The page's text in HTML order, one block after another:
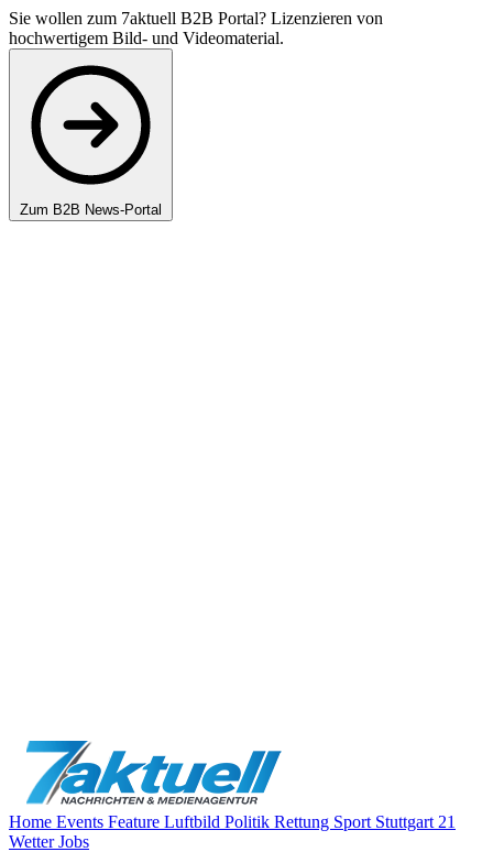
Sie wollen zum 7aktuell B2B Portal? Lizenzieren von
hochwertigem Bild- und Videomaterial.
Zum B2B News-Portal
Home Events Feature Luftbild Politik Rettung Sport Stuttgart 21
WetterJobs